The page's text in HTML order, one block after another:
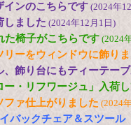
インのこちらです (2024年
しました (2024年12月1日)
た椅子がこちらです (2024
リーをウィンドウに飾り
、飾り台にもティーテー
ー・リフワージュ」入荷
ファ仕上がりました (2024
バックチェア＆スツー